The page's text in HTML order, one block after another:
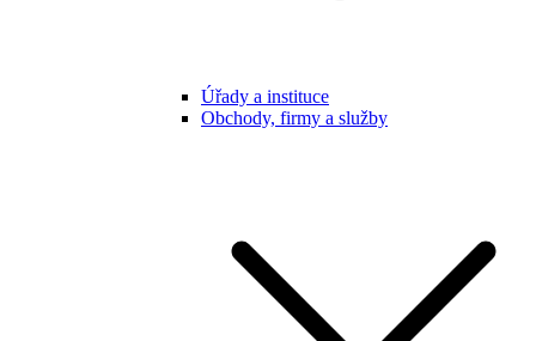
Úřady a instituce
Obchody, firmy a služby